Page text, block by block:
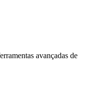
avançadas de